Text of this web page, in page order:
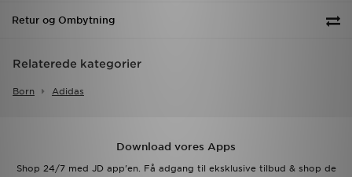
Retur og Ombytning
Relaterede kategorier
Born Adidas
Download vores Apps
Shop 24/7 med JD app'en. Få adgang til eksklusive tilbud & shop de